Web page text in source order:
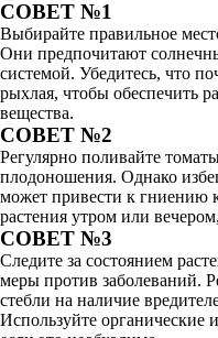
СОВЕТ №1
Выбирайте правильное
Они предпочитают
системой. Убедитесь, что
рыхлая, чтобы обеспечить
вещества.
СОВЕТ №2
Регулярно поливайте
плодоношения. Однако
может привести к гниению
растения утром или
СОВЕТ №3
Следите за состоянием
меры против заболеваний.
стебли на наличие
Используйте органические